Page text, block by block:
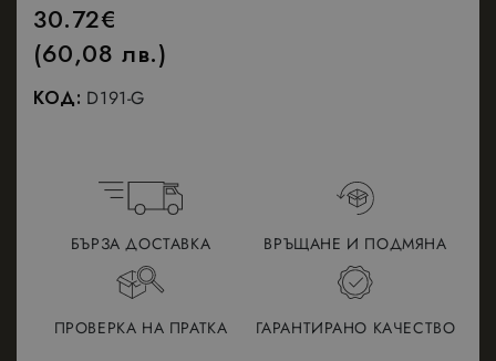
30.72€
(60,08 лв.)
КОД: D191-G
БЪРЗА ДОСТАВКА ВРЪЩАНЕ И ПОДМЯНА
ПРОВЕРКА НА ПРАТКА ГАРАНТИРАНО КАЧЕСТВО